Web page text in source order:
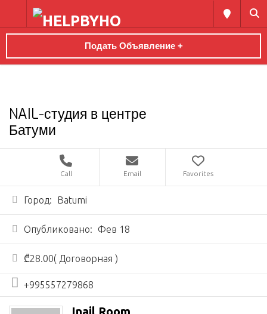
Подать Объявление +
NAIL-студия в центре
Батуми
Call Email Favorites
Город: Batumi
Опубликовано: Фев 18
₾28.00( Договорная )
+995557279868